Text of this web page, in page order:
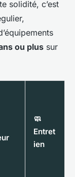
solidité, c’est
ou plus sur
🧼
Entret
ien